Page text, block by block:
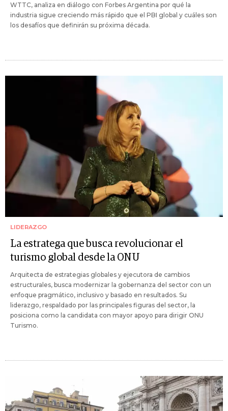
WTTC, analiza en diálogo con Forbes Argentina por qué la
industria sigue creciendo más rápido que el PBI global y cuáles son
los desafíos que definirán su próxima década.
LIDERAZGO
La estratega que busca revolucionar el
turismo global desde la ONU
Arquitecta de estrategias globales y ejecutora de cambios
estructurales, busca modernizar la gobernanza del sector con un
enfoque pragmático, inclusivo y basado en resultados. Su
liderazgo, respaldado por las principales figuras del sector, la
posiciona como la candidata con mayor apoyo para dirigir ONU
Turismo.